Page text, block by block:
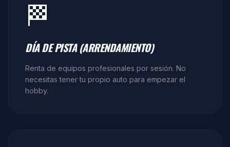
🏁
DÍA DE PISTA (ARRENDAMIENTO)
Renta de equipos profesionales por sesión. No
necesitas tener tu propio auto para empezar el
hobby.